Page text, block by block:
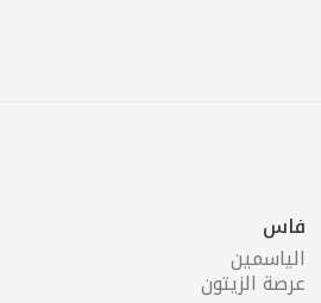
فاس
الياسمين
عرصة الزيتون